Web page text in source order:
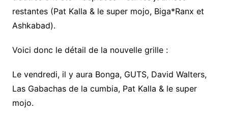
restantes (Pat Kalla & le super mojo, Biga*Ranx et
Ashkabad).
Voici donc le détail de la nouvelle grille :
Le vendredi, il y aura Bonga, GUTS, David Walters,
Las Gabachas de la cumbia, Pat Kalla & le super
mojo.